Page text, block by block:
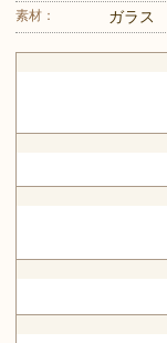
素材： ガラス